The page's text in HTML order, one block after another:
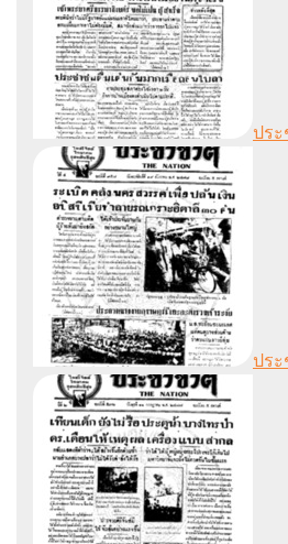
ปร
ปร